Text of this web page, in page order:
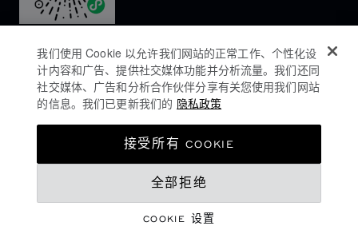
COOKIES政策
我们使用 Cookie 以允许我们网站的正常工作、个性化设
计内容和广告、提供社交媒体功能并分析流量。我们还同
社交媒体、广告和分析合作伙伴分享有关您使用我们网站
的信息。我们已更新我们的 隐私政策
COOKIE 设置
全部拒绝
接受所有 COOKIE